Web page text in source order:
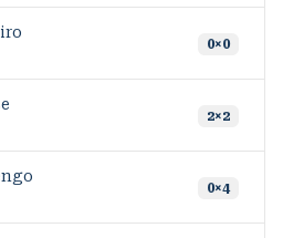
0×0
2×2
0×4